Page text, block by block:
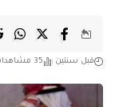
قبل سنتين 35 مشاهدات